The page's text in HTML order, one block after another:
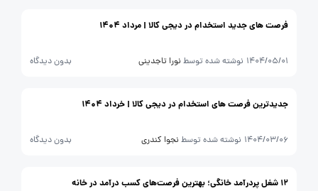
فرصت های جدید استخدام در دیجی کالا | مرداد 1404
1404/05/01 نوشته شده توسط نورا تاجدینی بدون دیدگاه
جدیدترین فرصت های استخدام در دیجی کالا | خرداد 1404
1404/03/06 نوشته شده توسط نجوا کندری بدون دیدگاه
12 شغل پردرآمد خانگی؛ بهترین فرصت‌های کسب درآمد در خانه